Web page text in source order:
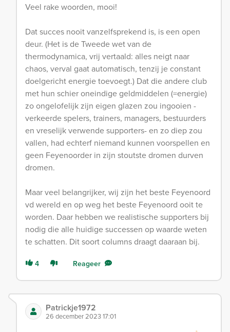
Veel rake woorden, mooi!
Dat succes nooit vanzelfsprekend is, is een open
deur. (Het is de Tweede wet van de
thermodynamica, vrij vertaald: alles neigt naar
chaos, verval gaat automatisch, tenzij je constant
doelgericht energie toevoegt.) Dat die andere club
met hun schier oneindige geldmiddelen (=energie)
zo ongelofelijk zijn eigen glazen zou ingooien -
verkeerde spelers, trainers, managers, bestuurders
en vreselijk verwende supporters- en zo diep zou
vallen, had echterf niemand kunnen voorspellen en
geen Feyenoorder in zijn stoutste dromen durven
dromen.
Maar veel belangrijker, wij zijn het beste Feyenoord
vd wereld en op weg het beste Feyenoord ooit te
worden. Daar hebben we realistische supporters bij
nodig die alle huidige successen op waarde weten
te schatten. Dit soort columns draagt daaraan bij.
4 Reageer
Patrickje1972
26 december 2023 17:01